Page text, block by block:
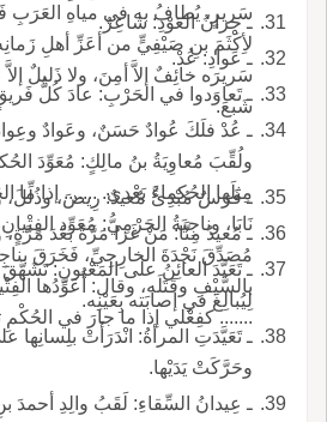
سَريرٍ، يُطافُ به في مياهِ العَرَبِ
لأِكْثَمَ بنِ صَيْفِيٍّ من أعَزِّ أهلِ
سَريرَه خائِفٌ إلاَّ أمِنَ، ولا ذَليلٌ إلاَّ
شَبعَ.
ـ جِرانُ العَوْدِ: شاعِرٌ.
ـ عَوادِ: عُدْ.
ـ تَعاوَدوا في الحَرْبِ: عادَ كُلُّ
ـ عُدْ فلَكَ عُوادٌ حَسَنٌ،
ولُقِّبَ مُعاوِيَةُ بنُ مالِكٍ: مُعَوِّدَ
مِثلَها الحُكماءَ بَعْدي. ....... إذا ما
نَابَا، وناجِيَةُ الجَرْمِيُّ: مُعَوِّد
مُصَدِّقَ نَجْدَةَ الخارِجِيِّ، فَخَرَقَ
بالسَّيْفِ وقَتَلَه، وقال: أُعَوِّدُها
....... كفِعْلي إذا ما جارَ في الحُكْمِ
ـ فَرَسٌ مُبْدِئٌ مُعيدٌ: رِيضَ، وذُلِّلَ،
ـ مُعيدُ مِنَّا: مَنْ غَزا مَرَّةً بَعْدَ
ـ تَعَيَّدَ العائِنُ على المَعْيونِ:
لِيُبالِغَ في إصابَته بِعَيْنِه.
ـ تَعَيَّدَتِ المرأةُ: انْدَرَأَتْ بلِسانِها
وحَرَّكَتْ يَدَيْها.
ـ عِيدانُ السِّقاءِ: لَقَبُ والِدِ أحمدَ